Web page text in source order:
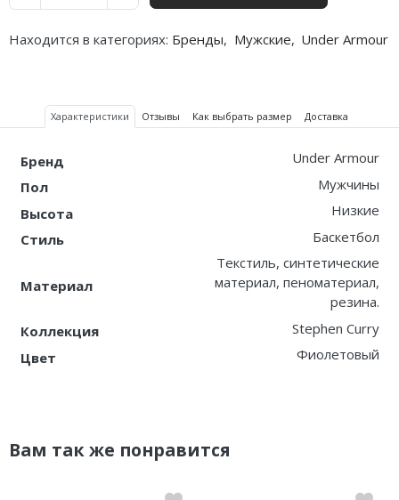
Находится в категориях: Бренды, Мужские, Under Armour
Характеристики Отзывы Как выбрать размер Доставка
Бренд
Under Armour
Пол
Мужчины
Высота
Низкие
Стиль
Баскетбол
Материал
Текстиль, синтетические
материал, пеноматериал,
резина.
Коллекция
Stephen Curry
Цвет
Фиолетовый
Вам так же понравится